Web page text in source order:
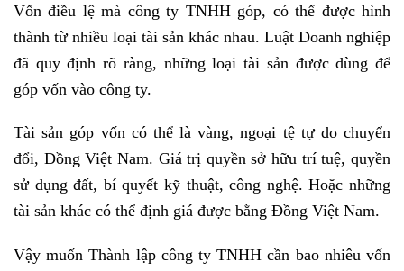
Vốn điều lệ mà công ty TNHH góp, có thể được hình
thành từ nhiều loại tài sản khác nhau. Luật Doanh nghiệp
đã quy định rõ ràng, những loại tài sản được dùng để
góp vốn vào công ty.
Tài sản góp vốn có thể là vàng, ngoại tệ tự do chuyển
đổi, Đồng Việt Nam. Giá trị quyền sở hữu trí tuệ, quyền
sử dụng đất, bí quyết kỹ thuật, công nghệ. Hoặc những
tài sản khác có thể định giá được bằng Đồng Việt Nam.
Vậy muốn Thành lập công ty TNHH cần bao nhiêu vốn